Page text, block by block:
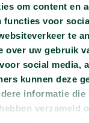
om content en
functies voor
te
over uw gebruik
social media,
kunnen deze
informatie die
verzameld
Sandjai
aan de
Amsterdam